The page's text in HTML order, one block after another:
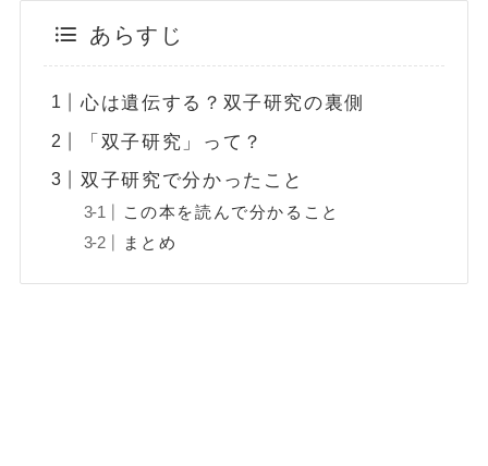
あらすじ
心は遺伝する？双子研究の裏側
「双子研究」って？
双子研究で分かったこと
この本を読んで分かること
まとめ